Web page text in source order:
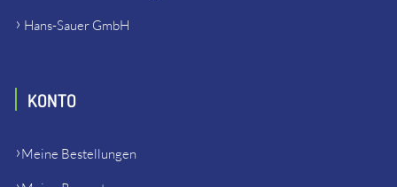
Hans-Sauer GmbH
KONTO
Meine Bestellungen